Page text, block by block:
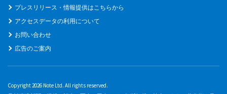
プレスリリース・情報提供はこちらから
アクセスデータの利用について
お問い合わせ
広告のご案内
Copyright 2026 Note Ltd. All rights reserved.